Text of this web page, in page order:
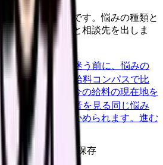
なくても大丈夫です。悩みの種類と
に見るべき記事と相談先を出しま
断 辞めるべきか迷う前に、悩みの
ます。 進む
給料コンパスで比
施設形態から、今の給料の現在地を
匿名掲示板で本音を見る 同じ悩み
けの問題か確かめられます。 進む
け: 希望条件だけ保存